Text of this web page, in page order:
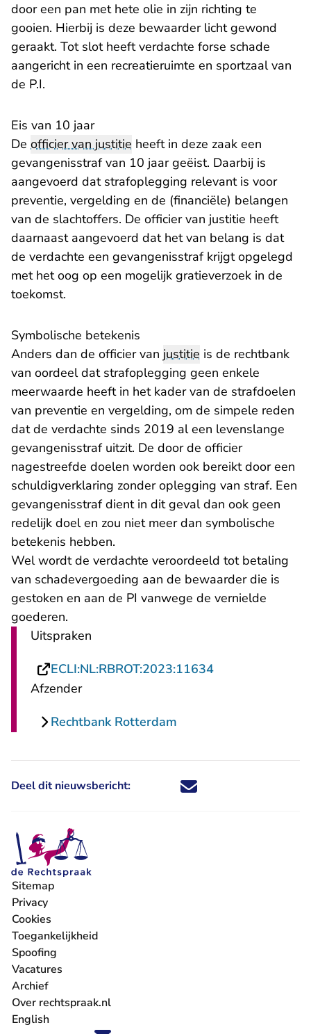
door een pan met hete olie in zijn richting te
gooien. Hierbij is deze bewaarder licht gewond
geraakt. Tot slot heeft verdachte forse schade
aangericht in een recreatieruimte en sportzaal van
de P.I.
Eis van 10 jaar
De officier van justitie heeft in deze zaak een
gevangenisstraf van 10 jaar geëist. Daarbij is
aangevoerd dat strafoplegging relevant is voor
preventie, vergelding en de (financiële) belangen
van de slachtoffers. De officier van justitie heeft
daarnaast aangevoerd dat het van belang is dat
de verdachte een gevangenisstraf krijgt opgelegd
met het oog op een mogelijk gratieverzoek in de
toekomst.
Symbolische betekenis
Anders dan de officier van justitie is de rechtbank
van oordeel dat strafoplegging geen enkele
meerwaarde heeft in het kader van de strafdoelen
van preventie en vergelding, om de simpele reden
dat de verdachte sinds 2019 al een levenslange
gevangenisstraf uitzit. De door de officier
nagestreefde doelen worden ook bereikt door een
schuldigverklaring zonder oplegging van straf. Een
gevangenisstraf dient in dit geval dan ook geen
redelijk doel en zou niet meer dan symbolische
betekenis hebben.
Wel wordt de verdachte veroordeeld tot betaling
van schadevergoeding aan de bewaarder die is
gestoken en aan de PI vanwege de vernielde
goederen.
Uitspraken
ECLI:NL:RBROT:2023:11634- U verlaat
Afzender
Rechtbank Rotterdam
Deel dit nieuwsbericht: Deel dit nieuwsbericht via X -
Deel dit nieuwsbericht via
Deel dit nieuwsbericht
Deel dit
Sitemap
Privacy
Cookies
Toegankelijkheid
Spoofing
Vacatures
- U verlaat Rechtspraak.nl
Archief
Over rechtspraak.nl
English